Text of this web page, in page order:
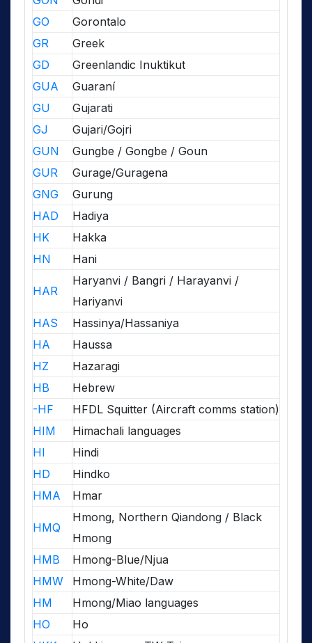
GO
Gorontalo
GR
Greek
GD
Greenlandic Inuktikut
GUA
Guaraní
GU
Gujarati
GJ
Gujari/Gojri
GUN
Gungbe / Gongbe / Goun
GUR
Gurage/Guragena
GNG
Gurung
HAD
Hadiya
HK
Hakka
HN
Hani
HAR
Haryanvi / Bangri / Harayanvi /
Hariyanvi
HAS
Hassinya/Hassaniya
HA
Haussa
HZ
Hazaragi
HB
Hebrew
-HF
HFDL Squitter (Aircraft comms station)
HIM
Himachali languages
HI
Hindi
HD
Hindko
HMA
Hmar
HMQ
Hmong, Northern Qiandong / Black
Hmong
HMB
Hmong-Blue/Njua
HMW
Hmong-White/Daw
HM
Hmong/Miao languages
HO
Ho